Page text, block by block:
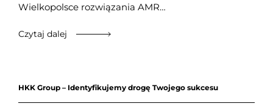
Wielkopolsce rozwiązania AMR…
Czytaj dalej
HKK Group – Identyfikujemy drogę Twojego sukcesu